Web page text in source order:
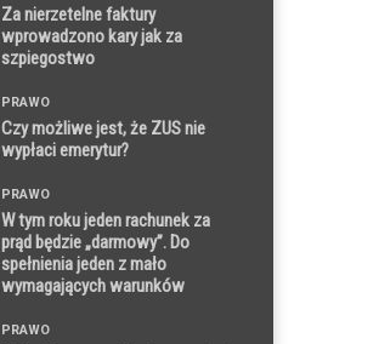
Za nierzetelne faktury
wprowadzono kary jak za
szpiegostwo
PRAWO
Czy możliwe jest, że ZUS nie
wypłaci emerytur?
PRAWO
W tym roku jeden rachunek za
prąd będzie „darmowy”. Do
spełnienia jeden z mało
wymagających warunków
PRAWO